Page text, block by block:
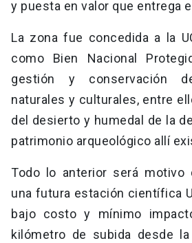
y puesta en valor que entrega
La zona fue concedida a la
como Bien Nacional
gestión y conservación
naturales y culturales, entre
del desierto y humedal de la
patrimonio arqueológico allí
Todo lo anterior será motivo
una futura estación científica
bajo costo y mínimo
kilómetro de subida desde